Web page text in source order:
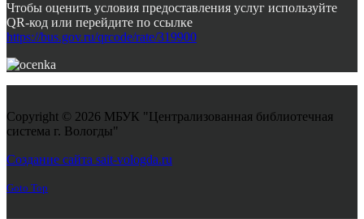
Чтобы оценить условия предоставления услуг используйте
QR-код или перейдите по ссылке
https://bus.gov.ru/qrcode/rate/319900
Copyright © 2026 МБУК "Централизованная библиотечная
система г. Вологды"
Создание сайта sait-vologda.ru
Goto Top